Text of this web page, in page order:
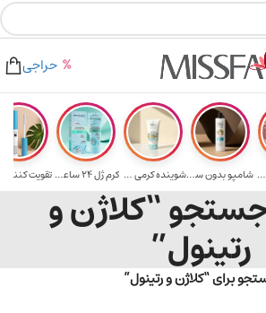
۲٪ تخفیف روی سبد خرید برای روش کارت به کارت
تومن
حراجی
ریمل مولتی افکت... شامپو بدون سولف... شوینده کرمی صور... کرم ژل ۲۴ ساعته... تقویت‌ کننده
“کلاژن و
رتینول”
برای “کلاژن و رتینول”